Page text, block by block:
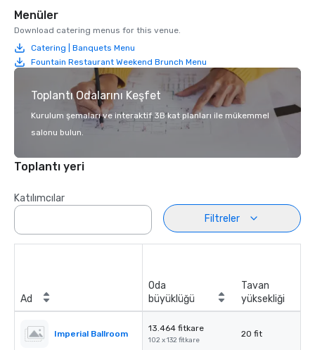
Menüler
Download catering menus for this venue.
Catering | Banquets Menu
Fountain Restaurant Weekend Brunch Menu
Toplantı Odalarını Keşfet
Kurulum şemaları ve interaktif 3B kat planları ile mükemmel
salonu bulun.
Toplantı yeri
Katılımcılar
Filtreler
Ad
Oda
büyüklüğü
Tavan
yüksekliği
Imperial Ballroom
13.464 fitkare
102 x 132 fitkare
20 fit